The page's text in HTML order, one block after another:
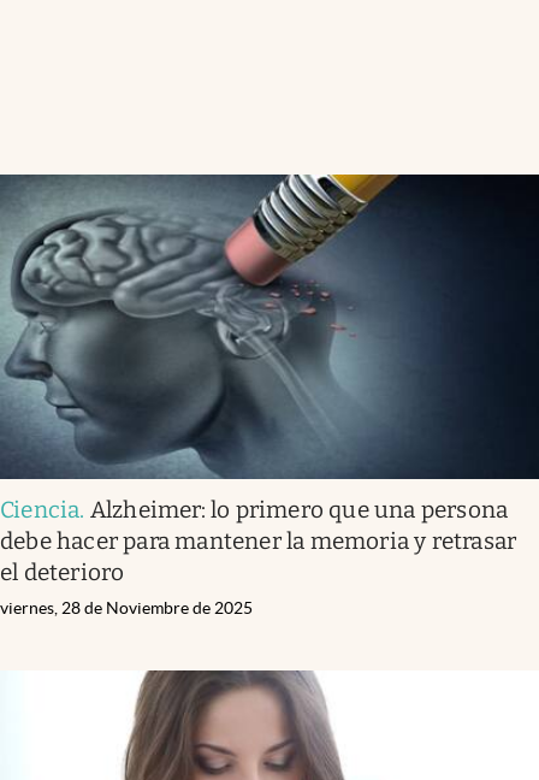
Ciencia. Alzheimer: lo primero que una persona
debe hacer para mantener la memoria y retrasar
el deterioro
viernes, 28 de Noviembre de 2025